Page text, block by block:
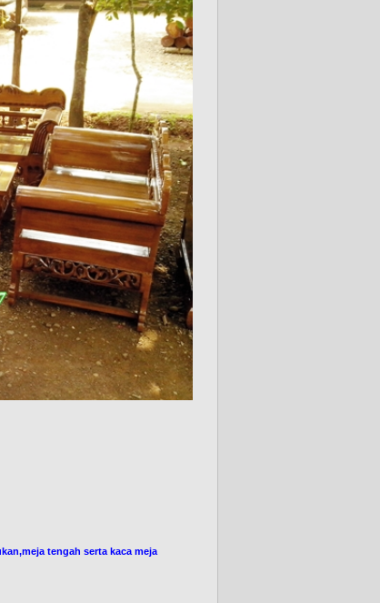
tengah serta kaca meja